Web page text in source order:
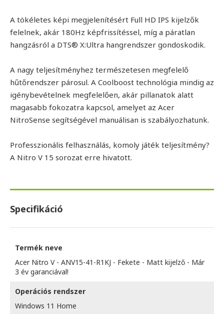
A tökéletes képi megjelenítésért Full HD IPS kijelzők
felelnek, akár 180Hz képfrissítéssel, míg a páratlan
hangzásról a DTS® X:Ultra hangrendszer gondoskodik.
A nagy teljesítményhez természetesen megfelelő
hűtőrendszer párosul. A Coolboost technológia mindig az
igénybevételnek megfelelően, akár pillanatok alatt
magasabb fokozatra kapcsol, amelyet az Acer
NitroSense segítségével manuálisan is szabályozhatunk.
Professzionális felhasználás, komoly játék teljesítmény?
A Nitro V 15 sorozat erre hivatott.
Specifikáció
Termék neve
Acer Nitro V - ANV15-41-R1KJ - Fekete - Matt kijelző - Már
3 év garanciával!
Operációs rendszer
Windows 11 Home